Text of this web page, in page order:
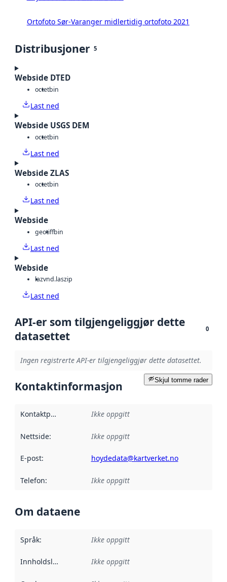
Ortofoto Sør-Varanger midlertidig ortofoto 2021
Distribusjoner 5
Webside DTED
octetbin
Last ned
Webside USGS DEM
octetbin
Last ned
Webside ZLAS
octetbin
Last ned
Webside
geotiffbin
Last ned
Webside
lazvnd.laszip
Last ned
API-er som tilgjengeliggjør dette
datasettet
0
Ingen registrerte API-er tilgjengeliggjør dette datasettet.
Skjul tomme rader
Kontaktinformasjon
Kontaktpunkt Ikke oppgitt
Nettside: Ikke oppgitt
E-post: hoydedata@kartverket.no
Telefon: Ikke oppgitt
Om dataene
Språk: Ikke oppgitt
Innholdsleverandører :
Ikke oppgitt